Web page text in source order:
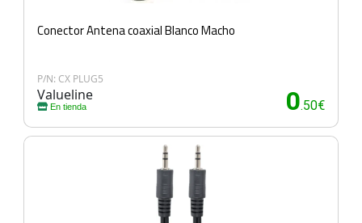
Conector Antena coaxial Blanco Macho
P/N: CX PLUG5
Valueline
En tienda 0.50€